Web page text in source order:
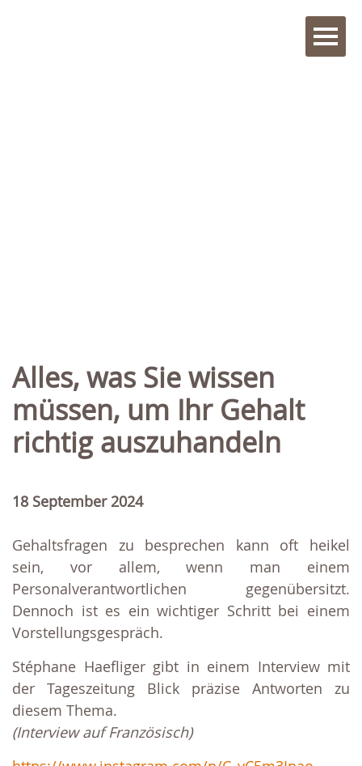
Alles, was Sie wissen
müssen, um Ihr Gehalt
richtig auszuhandeln
18 September 2024
Gehaltsfragen zu besprechen kann oft heikel
sein, vor allem, wenn man einem
Personalverantwortlichen gegenübersitzt.
Dennoch ist es ein wichtiger Schritt bei einem
Vorstellungsgespräch.
Stéphane Haefliger gibt in einem Interview mit
der Tageszeitung Blick präzise Antworten zu
diesem Thema.
(Interview auf Französisch)